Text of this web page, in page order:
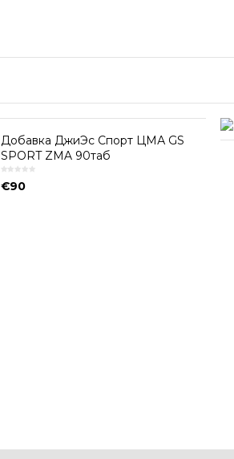
Добавка ДжиЭс Спорт ЦМА GS
SPORT ZMA 90таб
€90